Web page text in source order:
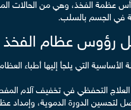
عظمة الفخذ، وهي من الحالات
في الجسم بالسلب.
رؤوس عظام الفخذ
الأساسية التي يلجأ إليها أطباء
التحفظي في تخفيف آلام
لتحسين الدورة الدموية،